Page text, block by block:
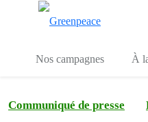
Nos campagnes À
Communiqué de presse